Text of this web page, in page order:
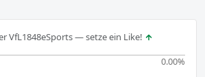
VfL1848eSports — setze ein Like!
0.00%